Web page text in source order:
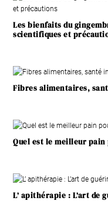
Les bienfaits du
scientifiques et
Fibres alimentaires,
Quel est le meilleur pain
L’ apithérapie : L’art de